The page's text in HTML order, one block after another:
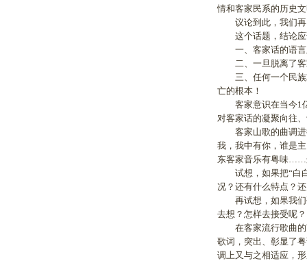
情和客家民系的历史
议论到此，我们再
这个话题，结论应
一、客家话的语言
二、一旦脱离了客
三、任何一个民族
亡的根本！
客家意识在当今1亿
对客家话的凝聚向往
客家山歌的曲调进
我，我中有你，谁是
东客家音乐有粤味……
试想，如果把“白白
况？还有什么特点？
再试想，如果我们
去想？怎样去接受呢？
在客家流行歌曲的
歌词，突出、彰显了
调上又与之相适应，